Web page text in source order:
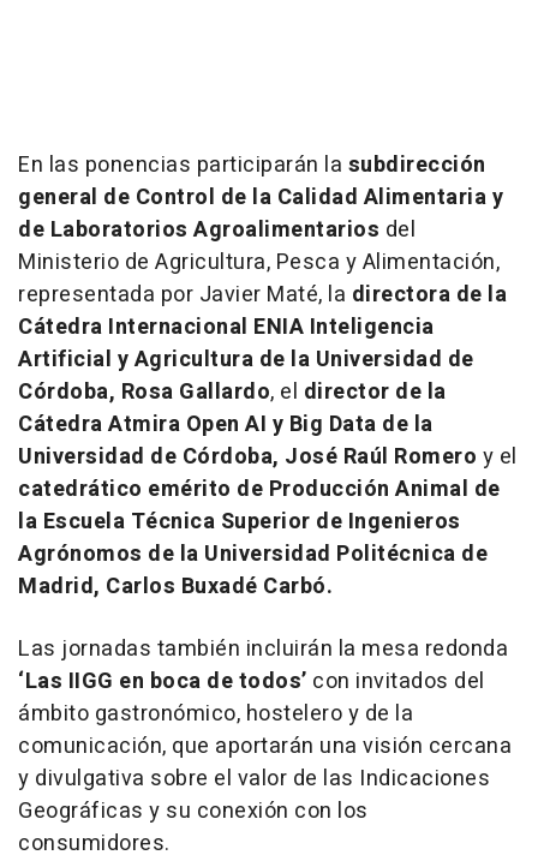
En las ponencias participarán la subdirección
general de Control de la Calidad Alimentaria y
de Laboratorios Agroalimentarios del
Ministerio de Agricultura, Pesca y Alimentación,
representada por Javier Maté, la directora de la
Cátedra Internacional ENIA Inteligencia
Artificial y Agricultura de la Universidad de
Córdoba, Rosa Gallardo, el director de la
Cátedra Atmira Open AI y Big Data de la
Universidad de Córdoba, José Raúl Romero y el
catedrático emérito de Producción Animal de
la Escuela Técnica Superior de Ingenieros
Agrónomos de la Universidad Politécnica de
Madrid, Carlos Buxadé Carbó.
Las jornadas también incluirán la mesa redonda
‘Las IIGG en boca de todos’ con invitados del
ámbito gastronómico, hostelero y de la
comunicación, que aportarán una visión cercana
y divulgativa sobre el valor de las Indicaciones
Geográficas y su conexión con los
consumidores.